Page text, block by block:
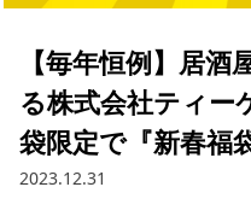
【毎年恒例】居
る株式会社ティー
袋限定で『新春福
2023.12.31